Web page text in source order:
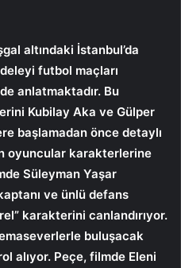
altındaki İstanbul’da
futbol maçları
anlatmaktadır. Bu
Kubilay Aka ve Gülper
başlamadan önce detaylı
oyuncular karakterlerine
Süleyman Yaşar
ve ünlü defans
karakterini canlandırıyor.
buluşacak
alıyor. Peçe, filmde Eleni